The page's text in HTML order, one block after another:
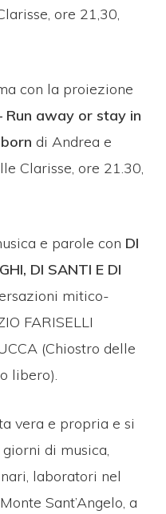
ore 21,30,
con la proiezione
Run away or stay in
di Andrea e
Clarisse, ore 21.30,
e parole con DI
DI SANTI E DI
mitico-
FARISELLI
(Chiostro delle
libero).
vera e propria e si
di musica,
laboratori nel
Sant’Angelo, a